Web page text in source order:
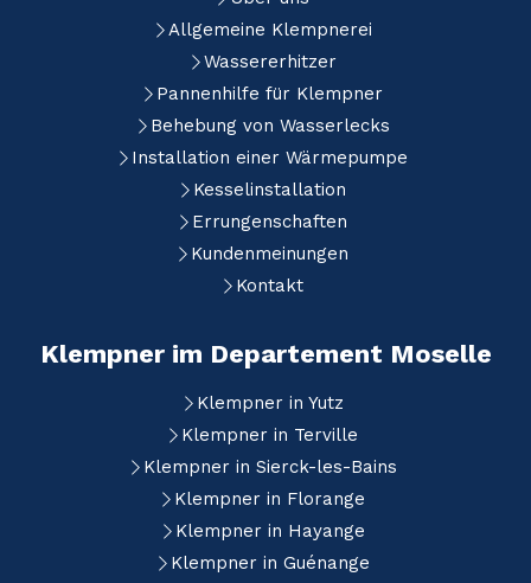
Allgemeine Klempnerei
Wassererhitzer
Pannenhilfe für Klempner
Behebung von Wasserlecks
Installation einer Wärmepumpe
Kesselinstallation
Errungenschaften
Kundenmeinungen
Kontakt
Klempner im Departement Moselle
Klempner in Yutz
Klempner in Terville
Klempner in Sierck-les-Bains
Klempner in Florange
Klempner in Hayange
Klempner in Guénange